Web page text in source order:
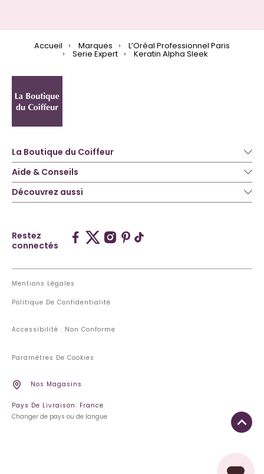
Accueil Marques L’Oréal Professionnel Paris
Serie Expert Keratin Alpha Sleek
La Boutique du Coiffeur
Aide & Conseils
Découvrez aussi
Restez
connectés
Mentions Légales
Politique De Confidentialité
Accessibilité : Non Conforme
Paramètres De Cookies
Nos Magasins
Pays De Livraison: France
Changer de pays ou de langue